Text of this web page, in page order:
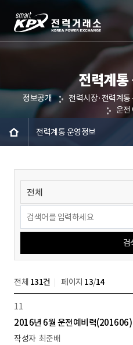
전력계통
정보공개 전력시장·전력계통
운전
전력계통 운영정보
검
전체 131건 페이지 13/14
11
2016년 6월 운전예비력(201606)
최준배